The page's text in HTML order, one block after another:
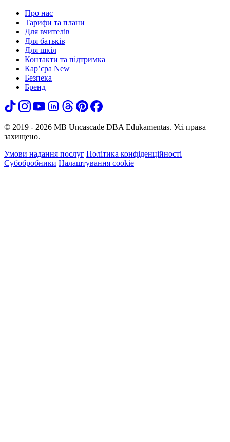
Про нас
Тарифи та плани
Для вчителів
Для батьків
Для шкіл
Контакти та підтримка
Кар’єра New
Безпека
Бренд
© 2019 - 2026 MB Uncascade DBA Edukamentas. Усі права
захищено.
Умови надання послуг Політика конфіденційності
Субобробники Налаштування cookie